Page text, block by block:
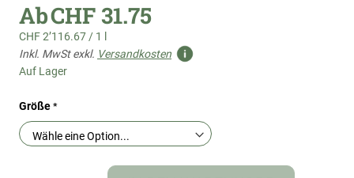
AbCHF 31.75
CHF 2’116.67 / 1 l
Inkl. MwSt exkl. Versandkosten
Auf Lager
Größe